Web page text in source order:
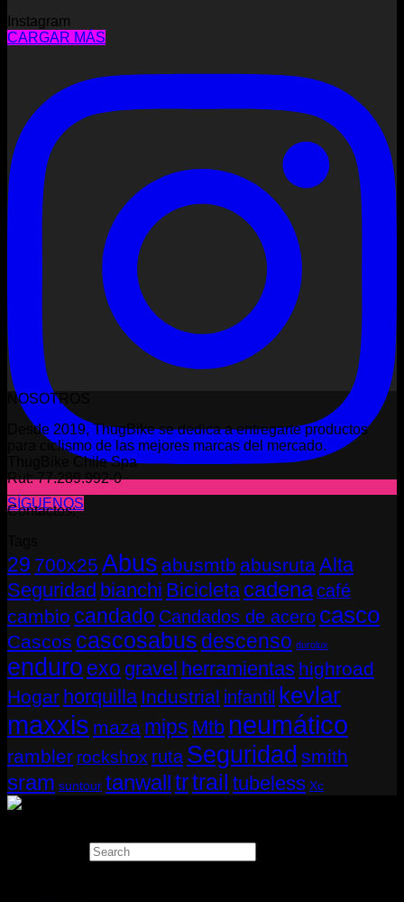
Instagram
CARGAR MÁS
SÍGUENOS
NOSOTROS
Desde 2019, ThugBike se dedica a entregarte productos
para ciclismo de las mejores marcas del mercado.
ThugBike Chile Spa
Rut: 77.289.992-0
Contactos:
29 700x25 Abus abusmtb abusrutaAlta
Seguridad bianchi Bicicleta cadenacafé
cambio candado Candados de acero casco
Cascos cascosabus descenso durolux
enduro exo gravel herramientas highroad
Hogar horquilla Industrial infantil kevlar
maxxis maza mips Mtb neumático
rambler rockshox ruta Seguridad smith
sram suntour tanwalltrtrail tubeless Xc